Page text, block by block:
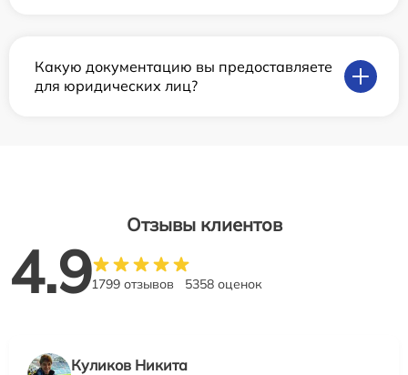
Какую документацию вы предоставляете
для юридических лиц?
Отзывы клиентов
4.91799 отзывов 5358 оценок
Куликов Никита